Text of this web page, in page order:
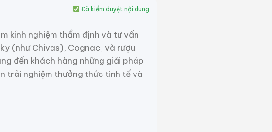
văn hóa truyền thống và phong
và sức khỏe. Hồ lô từ lâu được coi là
kinh nghiệm thẩm định và tư vấn
(như Chivas), Cognac, và rượu
đến khách hàng những giải pháp
trải nghiệm thưởng thức tinh tế và
Đã kiểm duyệt nội dung